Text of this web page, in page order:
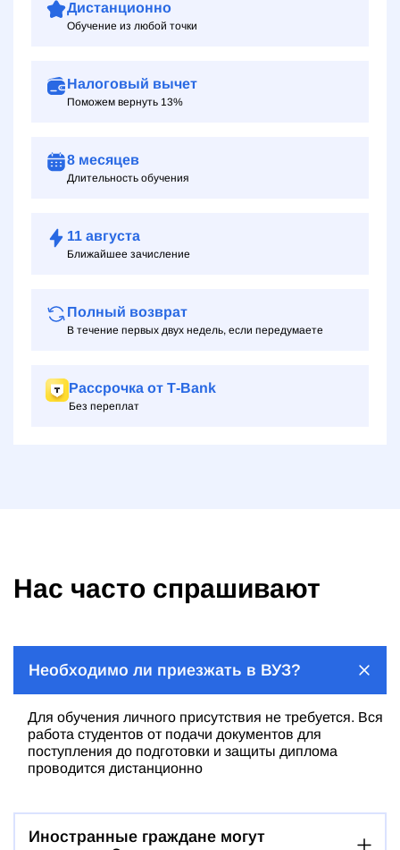
Дистанционно
Обучение из любой точки
Налоговый вычет
Поможем вернуть 13%
8 месяцев
Длительность обучения
11 августа
Ближайшее зачисление
Полный возврат
В течение первых двух недель, если передумаете
Рассрочка от Т‑Bank
Без переплат
Нас часто спрашивают
Необходимо ли приезжать в ВУЗ?
Для обучения личного присутствия не требуется. Вся
работа студентов от подачи документов для
поступления до подготовки и защиты диплома
проводится дистанционно
Иностранные граждане могут